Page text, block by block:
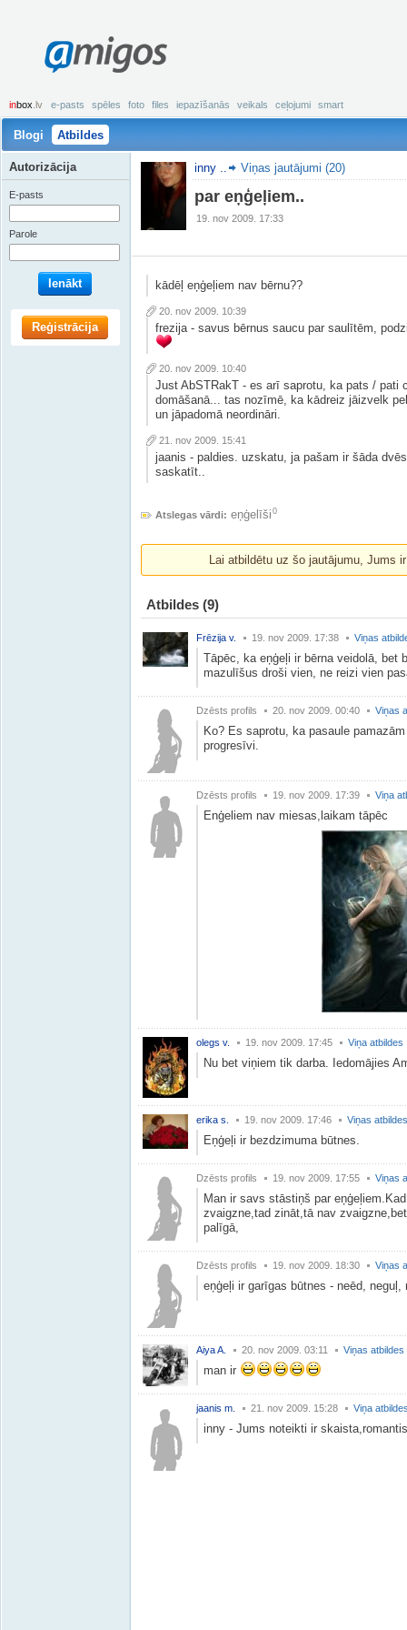
amigos
inbox .lv e-pasts spēles foto files iepazīšanās veikals ceļojumi smart
Blogi Atbildes
inny .. Viņas jautājumi (20)
par eņģeļiem..
19. nov 2009. 17:33
kādēļ eņģeļiem nav bērnu??
20. nov 2009. 10:39
frezija - savus bērnus saucu par saulītēm,
20. nov 2009. 10:40
Just AbSTRakT - es arī saprotu, ka pats / pati
domāšanā... tas nozīmē, ka kādreiz jāizvelk
un jāpadomā neordināri.
21. nov 2009. 15:41
jaanis - paldies. uzskatu, ja pašam ir šāda
saskatīt..
Atslegas vārdi: eņģelīši 0
Lai atbildētu uz šo jautājumu, Jums
Atbildes (9)
Frēzija v. 19. nov 2009. 17:38 Viņas
Tāpēc, ka eņģeļi ir bērna veidolā, bet
mazulīšus droši vien, ne reizi vien
Dzēsts profils 20. nov 2009. 00:40 Viņas
Ko? Es saprotu, ka pasaule
progresīvi.
Dzēsts profils 19. nov 2009. 17:39 Viņa
Enģeliem nav miesas,laikam tāpēc
olegs v. 19. nov 2009. 17:45 Viņa atbildes
Nu bet viņiem tik darba. Iedomājies
erika s. 19. nov 2009. 17:46 Viņas atbildes
Eņģeļi ir bezdzimuma būtnes.
Dzēsts profils 19. nov 2009. 17:55 Viņas
Man ir savs stāstiņš par
zvaigzne,tad zināt,tā nav
palīgā,
Dzēsts profils 19. nov 2009. 18:30 Viņas
eņģeļi ir garīgas būtnes - neēd,
Aiya A. 20. nov 2009. 03:11 Viņas atbildes
man ir
jaanis m. 21. nov 2009. 15:28 Viņa
inny - Jums noteikti ir
Autorizācija
E-pasts
Parole
Ienākt
Reģistrācija